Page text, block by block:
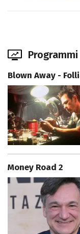
Programmi
Blown Away -
Money Road 2